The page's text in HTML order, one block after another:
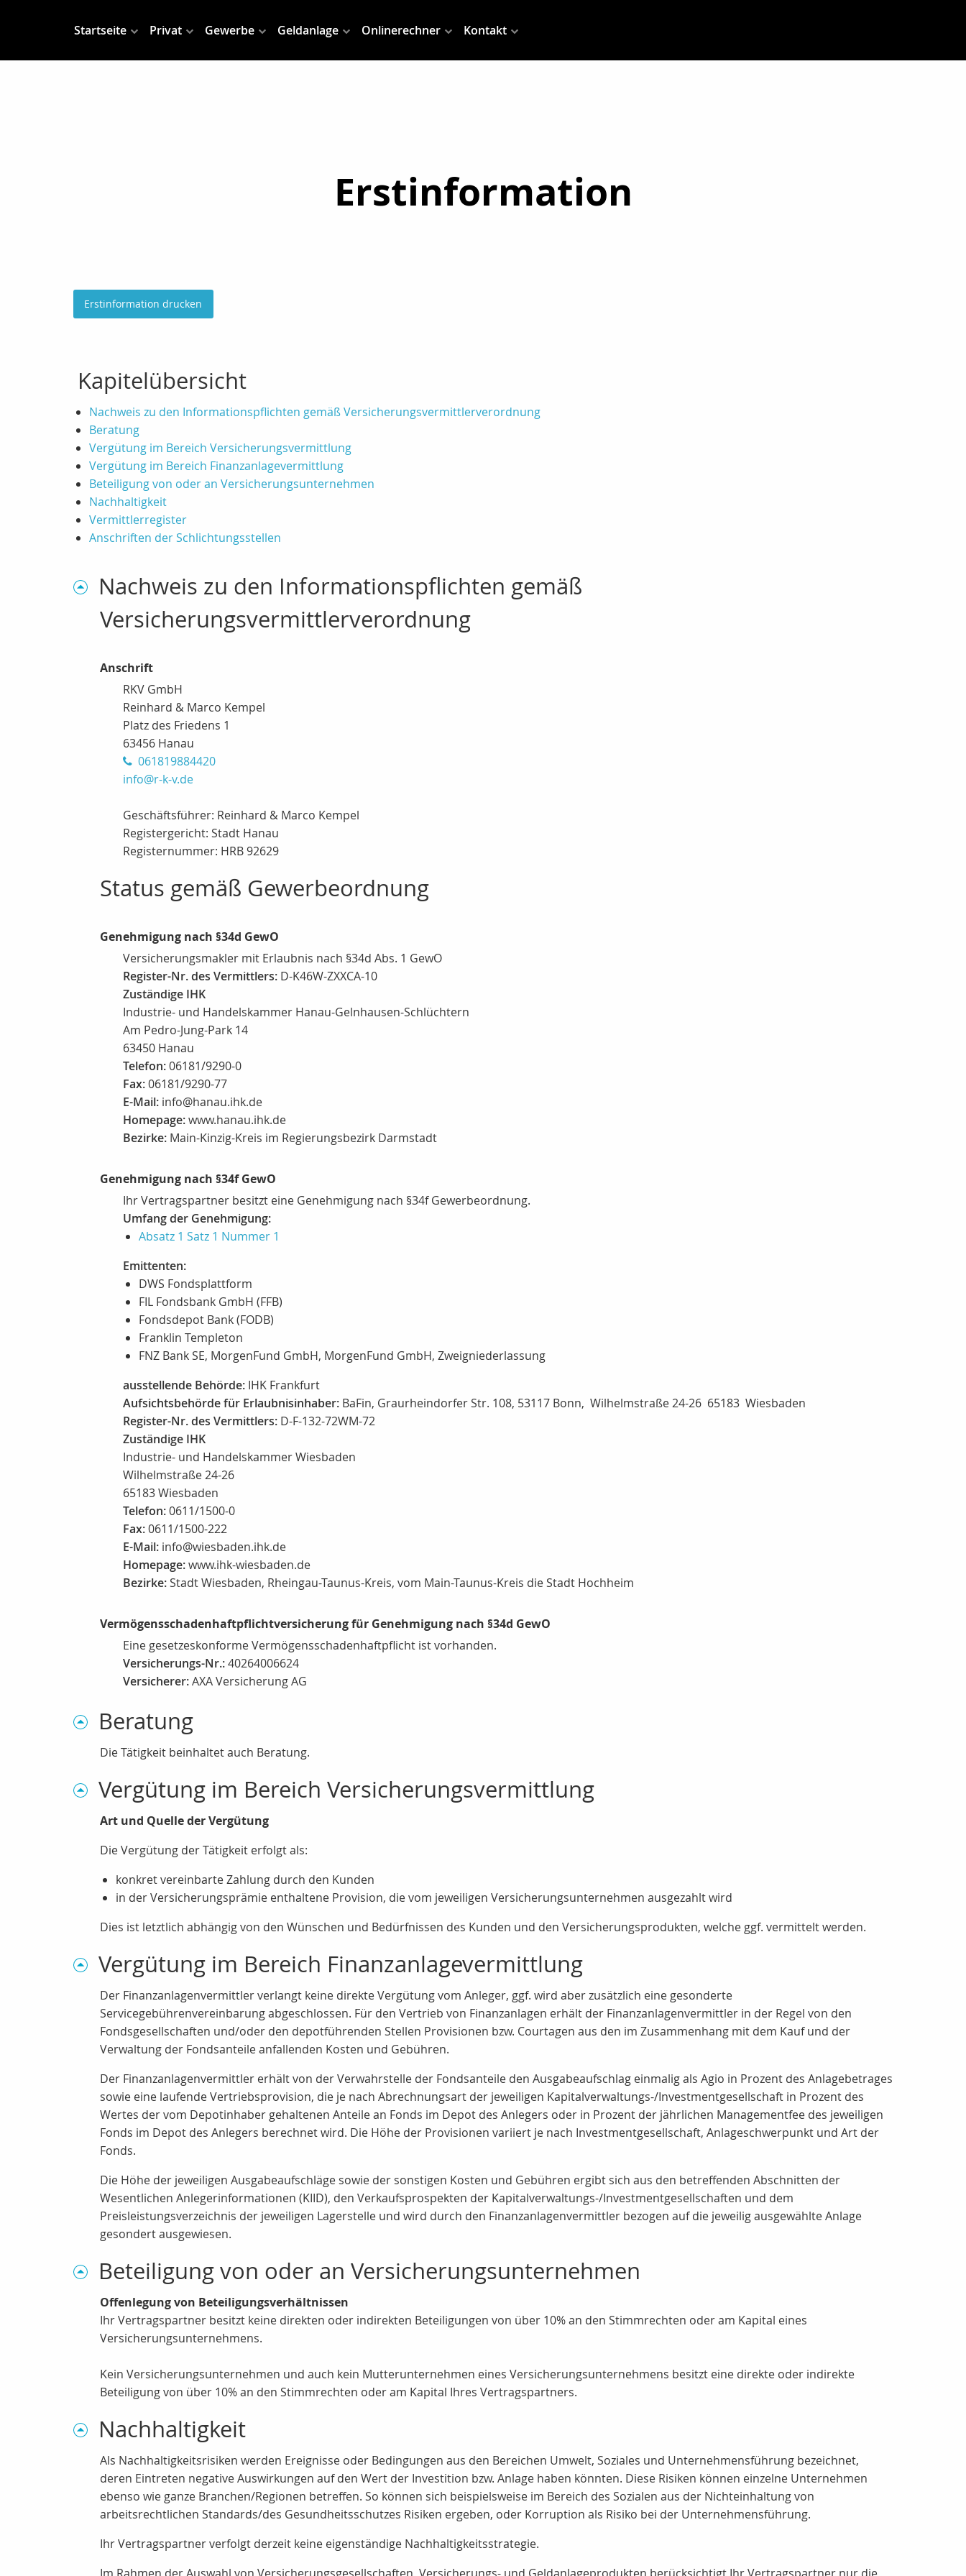
Startseite Privat Gewerbe Geldanlage Onlinerechner Kontakt
Erstinformation
Erstinformation drucken
Kapitelübersicht
Nachweis zu den Informationspflichten gemäß Versicherungsvermittlerverordnung
Beratung
Vergütung im Bereich Versicherungsvermittlung
Vergütung im Bereich Finanzanlagevermittlung
Beteiligung von oder an Versicherungsunternehmen
Nachhaltigkeit
Vermittlerregister
Anschriften der Schlichtungsstellen
Nachweis zu den Informationspflichten gemäß
Versicherungsvermittlerverordnung
Anschrift
RKV GmbH
Reinhard & Marco Kempel
Platz des Friedens 1
63456 Hanau
061819884420
info@r-k-v.de
Geschäftsführer: Reinhard & Marco Kempel
Registergericht: Stadt Hanau
Registernummer: HRB 92629
Status gemäß Gewerbeordnung
Genehmigung nach §34d GewO
Versicherungsmakler mit Erlaubnis nach §34d Abs. 1 GewO
Register-Nr. des Vermittlers: D-K46W-ZXXCA-10
Zuständige IHK
Industrie- und Handelskammer Hanau-Gelnhausen-Schlüchtern
Am Pedro-Jung-Park 14
63450 Hanau
Telefon:06181/9290-0
Fax:06181/9290-77
E-Mail: info@hanau.ihk.de
Homepage:www.hanau.ihk.de
Bezirke: Main-Kinzig-Kreis im Regierungsbezirk Darmstadt
Genehmigung nach §34f GewO
Ihr Vertragspartner besitzt eine Genehmigung nach §34f Gewerbeordnung.
Umfang der Genehmigung:
Absatz 1 Satz 1 Nummer 1
Emittenten:
DWS Fondsplattform
FIL Fondsbank GmbH (FFB)
Fondsdepot Bank (FODB)
Franklin Templeton
FNZ Bank SE, MorgenFund GmbH, MorgenFund GmbH, Zweigniederlassung
ausstellende Behörde: IHK Frankfurt
Aufsichtsbehörde für Erlaubnisinhaber: BaFin, Graurheindorfer Str. 108, 53117 Bonn, Wilhelmstraße 24-26 65183 Wiesbaden
Register-Nr. des Vermittlers: D-F-132-72WM-72
Zuständige IHK
Industrie- und Handelskammer Wiesbaden
Wilhelmstraße 24-26
65183 Wiesbaden
Telefon:0611/1500-0
Fax:0611/1500-222
E-Mail: info@wiesbaden.ihk.de
Homepage:www.ihk-wiesbaden.de
Bezirke:Stadt Wiesbaden, Rheingau-Taunus-Kreis, vom Main-Taunus-Kreis die Stadt Hochheim
Vermögensschadenhaftpflichtversicherung für Genehmigung nach §34d GewO
Eine gesetzeskonforme Vermögensschadenhaftpflicht ist vorhanden.
Versicherungs-Nr.:40264006624
Versicherer:AXA Versicherung AG
Beratung
Die Tätigkeit beinhaltet auch Beratung.
Vergütung im Bereich Versicherungsvermittlung
Art und Quelle der Vergütung
Die Vergütung der Tätigkeit erfolgt als:
konkret vereinbarte Zahlung durch den Kunden
in der Versicherungsprämie enthaltene Provision, die vom jeweiligen Versicherungsunternehmen ausgezahlt wird
Dies ist letztlich abhängig von den Wünschen und Bedürfnissen des Kunden und den Versicherungsprodukten, welche ggf. vermittelt werden.
Vergütung im Bereich Finanzanlagevermittlung
Der Finanzanlagenvermittler verlangt keine direkte Vergütung vom Anleger, ggf. wird aber zusätzlich eine gesonderte
Servicegebührenvereinbarung abgeschlossen. Für den Vertrieb von Finanzanlagen erhält der Finanzanlagenvermittler in der Regel von den
Fondsgesellschaften und/oder den depotführenden Stellen Provisionen bzw. Courtagen aus den im Zusammenhang mit dem Kauf und der
Verwaltung der Fondsanteile anfallenden Kosten und Gebühren.
Der Finanzanlagenvermittler erhält von der Verwahrstelle der Fondsanteile den Ausgabeaufschlag einmalig als Agio in Prozent des Anlagebetrages
sowie eine laufende Vertriebsprovision, die je nach Abrechnungsart der jeweiligen Kapitalverwaltungs-/Investmentgesellschaft in Prozent des
Wertes der vom Depotinhaber gehaltenen Anteile an Fonds im Depot des Anlegers oder in Prozent der jährlichen Managementfee des jeweiligen
Fonds im Depot des Anlegers berechnet wird. Die Höhe der Provisionen variiert je nach Investmentgesellschaft, Anlageschwerpunkt und Art der
Fonds.
Die Höhe der jeweiligen Ausgabeaufschläge sowie der sonstigen Kosten und Gebühren ergibt sich aus den betreffenden Abschnitten der
Wesentlichen Anlegerinformationen (KIID), den Verkaufsprospekten der Kapitalverwaltungs-/Investmentgesellschaften und dem
Preisleistungsverzeichnis der jeweiligen Lagerstelle und wird durch den Finanzanlagenvermittler bezogen auf die jeweilig ausgewählte Anlage
gesondert ausgewiesen.
Beteiligung von oder an Versicherungsunternehmen
Offenlegung von Beteiligungsverhältnissen
Ihr Vertragspartner besitzt keine direkten oder indirekten Beteiligungen von über 10% an den Stimmrechten oder am Kapital eines
Versicherungsunternehmens.
Kein Versicherungsunternehmen und auch kein Mutterunternehmen eines Versicherungsunternehmens besitzt eine direkte oder indirekte
Beteiligung von über 10% an den Stimmrechten oder am Kapital Ihres Vertragspartners.
Nachhaltigkeit
Als Nachhaltigkeitsrisiken werden Ereignisse oder Bedingungen aus den Bereichen Umwelt, Soziales und Unternehmensführung bezeichnet,
deren Eintreten negative Auswirkungen auf den Wert der Investition bzw. Anlage haben könnten. Diese Risiken können einzelne Unternehmen
ebenso wie ganze Branchen/Regionen betreffen. So können sich beispielsweise im Bereich des Sozialen aus der Nichteinhaltung von
arbeitsrechtlichen Standards/des Gesundheitsschutzes Risiken ergeben, oder Korruption als Risiko bei der Unternehmensführung.
Ihr Vertragspartner verfolgt derzeit keine eigenständige Nachhaltigkeitsstrategie.